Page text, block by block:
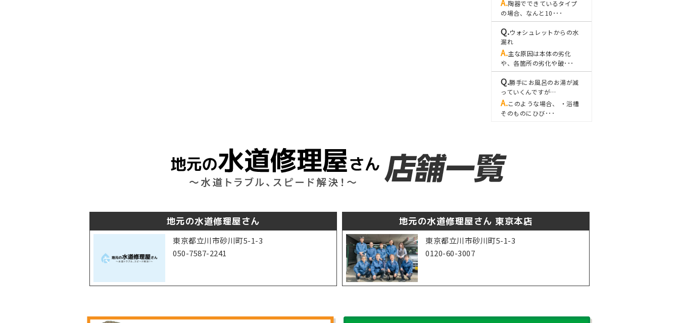
陶器でできているタイプ
の場合、なんと10･･･
ウォシュレットからの水
漏れ
主な原因は本体の劣化
や、各箇所の劣化や破･･･
勝手にお風呂のお湯が減
っていくんですが…
このような場合、 ・浴槽
そのものにひび･･･
地元の水道修理屋さん
東京都立川市砂川町5-1-3
050-7587-2241
地元の水道修理屋さん 東京本店
東京都立川市砂川町5-1-3
0120-60-3007